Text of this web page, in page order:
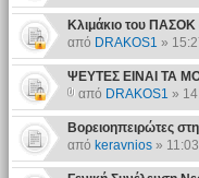
Κλιμάκιο του ΠΑΣΟΚ
από DRAKOS1 »
ΨΕΥΤΕΣ ΕΙΝΑΙ ΤΑ
από DRAKOS1 »
Βορειοηπειρώτες
από keravnios»